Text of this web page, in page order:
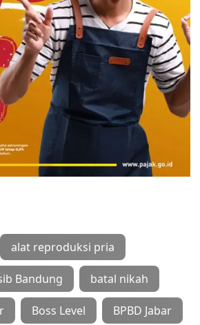
alat reproduksi pria
Bandung batal nikah
Boss Level BPBD Jabar